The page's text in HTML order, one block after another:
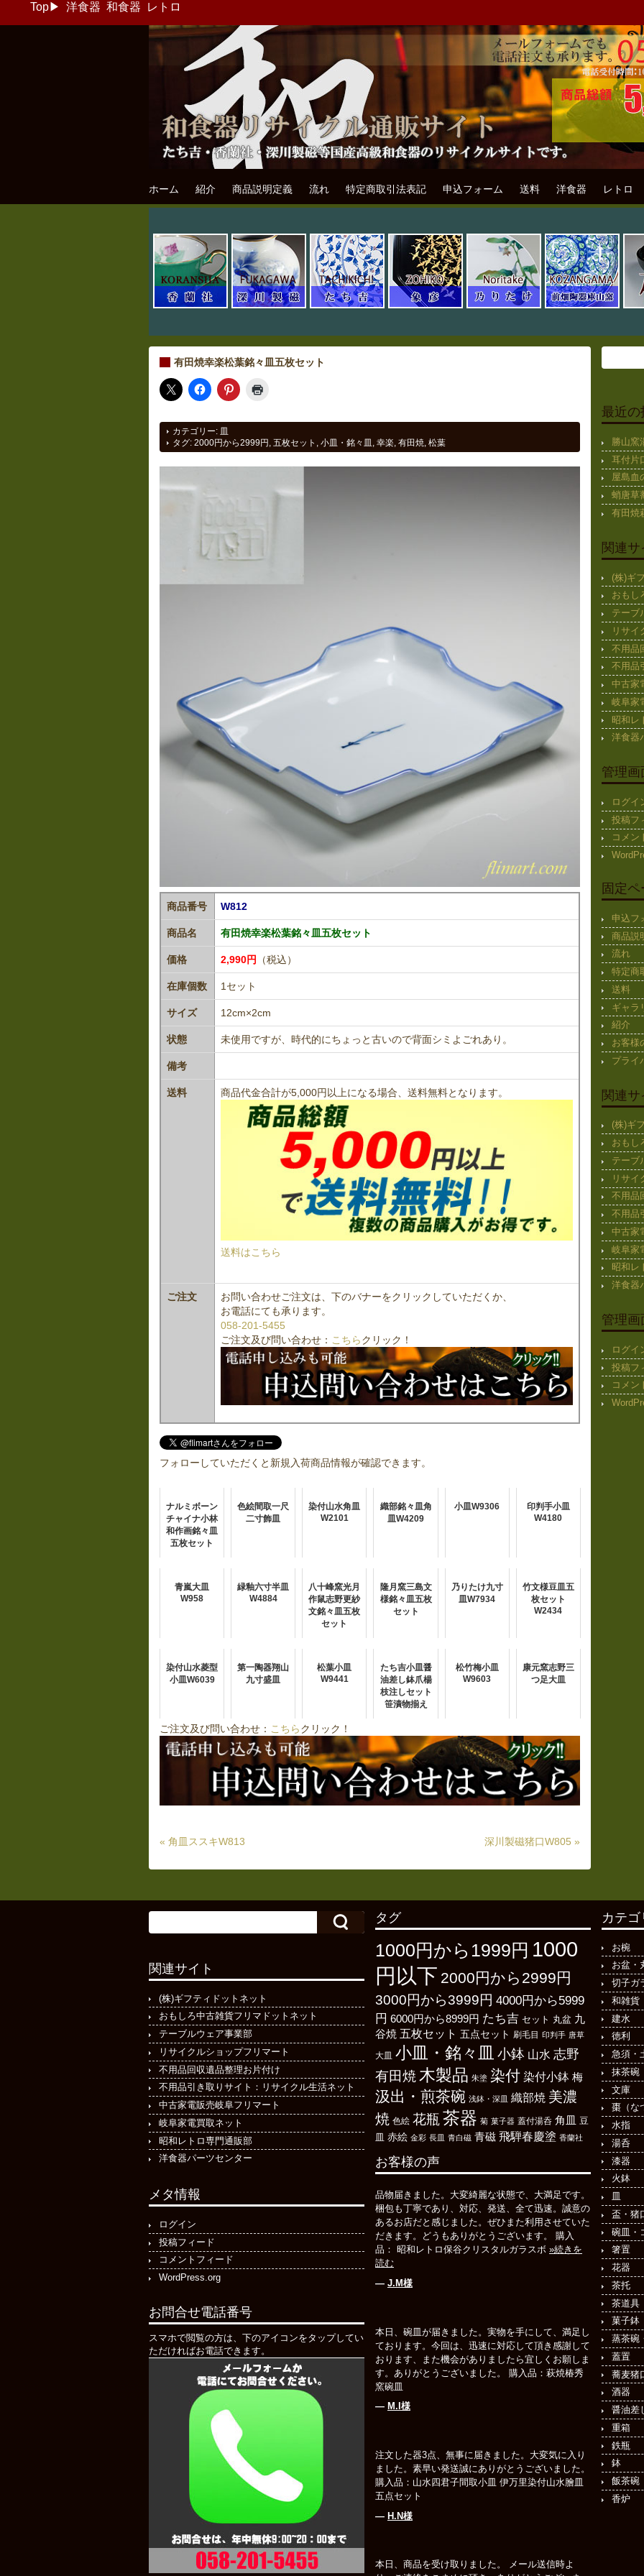
Top▶ 洋食器 和食器 レトロ
和食器リサイクル通販専門店フリマート
たち吉・香蘭社・深川製磁等の和食器リサイクル通販サイトです。
ホーム 紹介 商品説明定義 流れ 特定商取引法表記 申込フォーム 送料 洋食器 レトロ
有田焼幸楽松葉銘々皿五枚セット
カテゴリー: 皿
タグ: 2000円から2999円 五枚セット 小皿・銘々皿 幸楽 有田焼 松葉
商品番号 W812
商品名 有田焼幸楽松葉銘々皿五枚セット
価格 2,990円 （税込）
在庫個数 1セット
サイズ 12cm×2cm
状態 未使用ですが、時代的にちょっと古いので背面シミよごれあり。
備考
送料 商品代金合計が5,000円以上になる場合、送料無料となります。
送料はこちら
ご注文
お問い合わせご注文は、下のバナーをクリックしていただくか、
お電話にても承ります。
058-201-5455
ご注文及び問い合わせ： こちらクリック！
フォローしていただくと新規入荷商品情報が確認できます。
ナルミボーン
チャイナ小林
和作画銘々皿
五枚セット
色絵間取一尺
二寸飾皿
染付山水角皿
W2101
織部銘々皿角
皿W4209
小皿W9306
印判手小皿
W4180
青嵐大皿
W958
緑釉六寸半皿
W4884
八十峰窯光月
作鼠志野更紗
文銘々皿五枚
セット
隆月窯三島文
様銘々皿五枚
セット
乃りたけ九寸
皿W7934
竹文様豆皿五
枚セット
W2434
染付山水菱型
小皿W6039
第一陶器翔山
九寸盛皿
松葉小皿
W9441
たち吉小皿醤
油差し鉢爪楊
枝注しセット
笹漬物揃え
松竹梅小皿
W9603
康元窯志野三
つ足大皿
ご注文及び問い合わせ： こちらクリック！
« 角皿ススキW813 深川製磁猪口W805 »
最近の
勝山窯
耳付片
屋島血
蛸唐草
有田焼
関連サ
(株)ギ
おもし
テーブ
リサイ
不用品
不用品
中古家
岐阜家
昭和レ
洋食器
管理画
ログイ
投稿フ
コメン
固定
申込フ
商品説
流れ
特定商
送料
ギャラ
紹介
お客様
プライ
関連サ
(株)ギ
おもし
テーブ
リサイ
不用品
不用品
中古家
岐阜家
昭和レ
洋食器
管理画
ログイ
投稿フ
コメン
タグ
1000円から1999円 1000
円以下 2000円から2999円
3000円から3999円 4000円から5999
円 6000円から8999円 たち吉 セット 丸盆 九
谷焼 五枚セット 五点セット 刷毛目 印判手 唐草
大皿 小皿・銘々皿 小鉢 山水 志野
有田焼 木製品 朱塗 染付 染付小鉢 梅
汲出・煎茶碗 浅鉢・深皿 織部焼 美濃
焼 色絵 花瓶 茶器 菊 菓子器 蓋付湯呑 角皿 豆
皿 赤絵 金彩 長皿 青白磁 青磁 飛騨春慶塗 香蘭社
カテゴ
お椀
お盆・
切子ガ
和雑貨
建水
徳利
急須・
抹茶碗
文庫
棗（な
水指
湯呑
漆器
火鉢
皿
盃・猪
碗皿・
箸置
花器
茶托
茶道具
菓子鉢
蒸茶碗
蓋置
蕎麦猪
酒器
醤油差
重箱
鉄瓶
鉢
飯茶碗
香炉
関連サイト
(株)ギフティドットネット
おもしろ中古雑貨フリマドットネット
テーブルウェア事業部
リサイクルショップフリマート
不用品回収遺品整理お片付け
不用品引き取りサイト：リサイクル生活ネット
中古家電販売岐阜フリマート
岐阜家電買取ネット
昭和レトロ専門通販部
洋食器パーツセンター
お客様の声
品物届きました。大変綺麗な状態で、大満足です。
梱包も丁寧であり、対応、発送、全て迅速。誠意の
あるお店だと感じました。ぜひまた利用させていた
だきます。どうもありがとうございます。 購入
品： 昭和レトロ保谷クリスタルガラスボ »続きを
読む
― J.M様
本日、碗皿が届きました。実物を手にして、満足し
ております。今回は、迅速に対応して頂き感謝して
おります、また機会がありましたら宜しくお願しま
す。ありがとうございました。 購入品：萩焼椿秀
窯碗皿
― M.I様
注文した器3点、無事に届きました。大変気に入り
ました。素早い発送誠にありがとうございました。
購入品：山水四君子間取小皿 伊万里染付山水膾皿
五点セット
― H.N様
本日、商品を受け取りました。 メール送信時よ
メタ情報
ログイン
投稿フィード
コメントフィード
WordPress.org
お問合せ電話番号
スマホで閲覧の方は、下のアイコンをタップしてい
ただければお電話できます。